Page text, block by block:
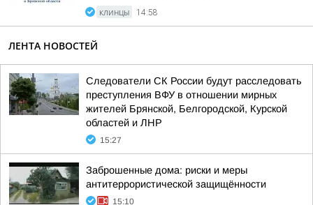
КЛИНЦЫ 14:58
ЛЕНТА НОВОСТЕЙ
Следователи СК России будут расследовать
преступления ВФУ в отношении мирных
жителей Брянской, Белгородской, Курской
областей и ЛНР
15:27
Заброшенные дома: риски и меры
антитеррористической защищённости
15:10